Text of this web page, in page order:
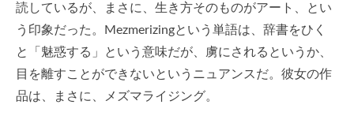
読しているが、まさに、生き方そのものがアート、とい
う印象だった。Mezmerizingという単語は、辞書をひく
と「魅惑する」という意味だが、虜にされるというか、
目を離すことができないというニュアンスだ。彼女の作
品は、まさに、メズマライジング。